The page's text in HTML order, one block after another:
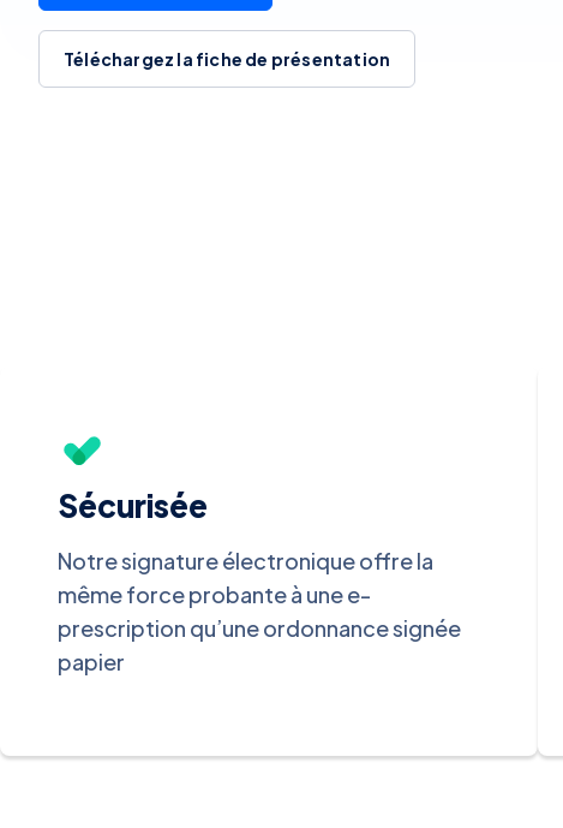
Téléchargez la fiche de présentation
Sécurisée
Notre signature électronique offre la
même force probante à une e-
prescription qu’une ordonnance signée
papier